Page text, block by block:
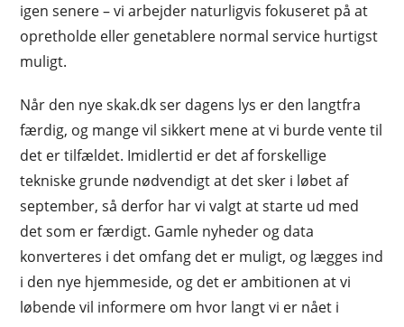
igen senere – vi arbejder naturligvis fokuseret på at
opretholde eller genetablere normal service hurtigst
muligt.
Når den nye skak.dk ser dagens lys er den langtfra
færdig, og mange vil sikkert mene at vi burde vente til
det er tilfældet. Imidlertid er det af forskellige
tekniske grunde nødvendigt at det sker i løbet af
september, så derfor har vi valgt at starte ud med
det som er færdigt. Gamle nyheder og data
konverteres i det omfang det er muligt, og lægges ind
i den nye hjemmeside, og det er ambitionen at vi
løbende vil informere om hvor langt vi er nået i